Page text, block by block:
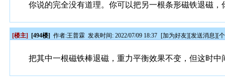
你说的完全没有道理。你可以把另一根条形磁铁退磁，
[楼主] [494楼] 作者:王普霖 发表时间: 2022/07/09 18:37 [加为好友][发送消息][
把其中一根磁铁棒退磁，重力平衡效果不变，但这时